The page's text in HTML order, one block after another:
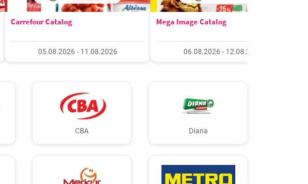
Carrefour Catalog
05.08.2026 - 11.08.2026
Mega Image Catalog
06.08.2026 - 12.08.2026
CBA Diana